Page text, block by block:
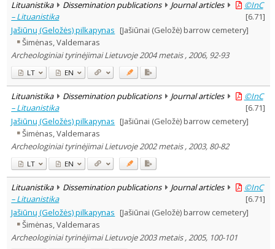
Lituanistika Dissemination publications Journal articles
©InC
– Lituanistika
[6.71]
Jašiūnų (Geložės) pilkapynas [Jašiūnai (Geložė) barrow cemetery]
Šimėnas, Valdemaras
Archeologiniai tyrinėjimai Lietuvoje 2004 metais , 2006, 92-93
LT EN
Lituanistika Dissemination publications Journal articles
©InC
– Lituanistika
[6.71]
Jašiūnų (Geložės) pilkapynas [Jašiūnai (Geložė) barrow cemetery]
Šimėnas, Valdemaras
Archeologiniai tyrinėjimai Lietuvoje 2002 metais , 2003, 80-82
LT EN
Lituanistika Dissemination publications Journal articles
©InC
– Lituanistika
[6.71]
Jašiūnų (Geložės) pilkapynas [Jašiūnai (Geložė) barrow cemetery]
Šimėnas, Valdemaras
Archeologiniai tyrinėjimai Lietuvoje 2003 metais , 2005, 100-101